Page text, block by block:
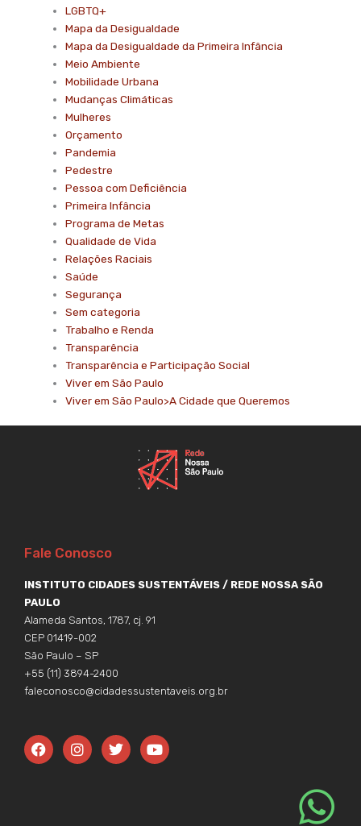
LGBTQ+
Mapa da Desigualdade
Mapa da Desigualdade da Primeira Infância
Meio Ambiente
Mobilidade Urbana
Mudanças Climáticas
Mulheres
Orçamento
Pandemia
Pedestre
Pessoa com Deficiência
Primeira Infância
Programa de Metas
Qualidade de Vida
Relações Raciais
Saúde
Segurança
Sem categoria
Trabalho e Renda
Transparência
Transparência e Participação Social
Viver em São Paulo
Viver em São Paulo>A Cidade que Queremos
Fale Conosco
INSTITUTO CIDADES SUSTENTÁVEIS / REDE NOSSA SÃO
PAULO
Alameda Santos, 1787, cj. 91
CEP 01419-002
São Paulo – SP
+55 (11) 3894-2400
faleconosco@cidadessustentaveis.org.br
F
a
c
I
n
s
T
w
i
Y
o
u